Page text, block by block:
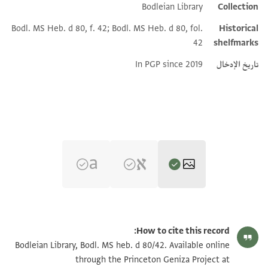
Additional metadata
Collection
Bodleian Library
Historical
shelfmarks
Bodl. MS Heb. d 80, f. 42; Bodl. MS Heb. d 80, fol.
42
تاريخ الإدخال
In PGP since 2019
Bodl. MS heb. d 80/42 42 verso تكبير و تدوير
How to cite this record:
Bodleian Library, Bodl. MS heb. d 80/42. Available online
through the Princeton Geniza Project at